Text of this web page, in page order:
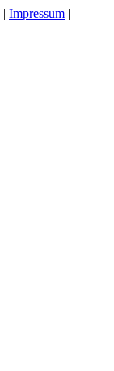
| Impressum |